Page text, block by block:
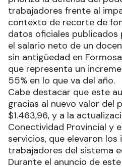
trabajadores frente al
contexto de recorte de
datos oficiales publicados
el salario neto de un
sin antigüedad en
que representa un
55% en lo que va del año.
Cabe destacar que este
gracias al nuevo valor del
$1.463,96, y a la
Conectividad Provincial y
servicios, que elevaron los
trabajadores del sistema
Durante el anuncio de